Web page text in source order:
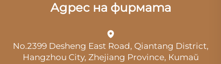
Адрес на фирмата
No.2399 Desheng East Road, Qiantang District,
Hangzhou City, Zhejiang Province, Китай